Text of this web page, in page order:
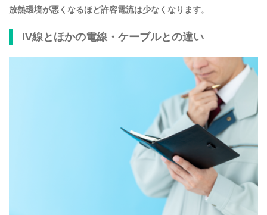
放熱環境が悪くなるほど許容電流は少なくなります。
IV線とほかの電線・ケーブルとの違い